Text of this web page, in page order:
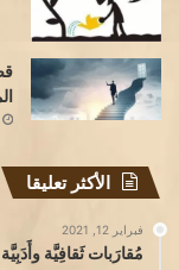
الأكثر تعليقا
فبراير 12, 2021
مُقارَبات ثَقافِيَّة